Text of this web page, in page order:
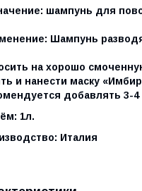
шампунь для
Шампунь
на хорошо
и нанести маску
добавлять 3-
1л.
Италия